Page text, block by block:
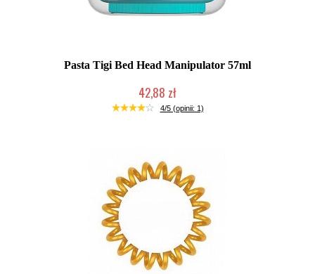
Pasta Tigi Bed Head Manipulator 57ml
42,88 zł
Chwilowo niedostępny
4/5 (opinii: 1)